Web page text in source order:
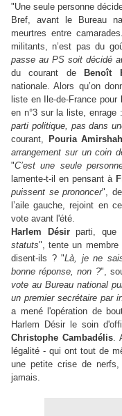
"Une seule personne
Bref, avant le Bureau
meurtres entre
militants, n’est pas du
passe au PS soit décidé
du courant de
Benoît
nationale. Alors qu’on
liste en Ile-de-France
en n°3 sur la liste, enrage
parti politique, pas dans
courant, Pouria
arrangement sur un coin
"C’est une seule
lamente-t-il en pensant à
puissent se prononcer",
l’aile gauche, rejoint en
vote avant l'été.
Harlem Désirparti, que
statuts", tente un
disent-ils ? "Là, je ne
bonne réponse, non ?",
vote au Bureau national
un premier secrétaire par
a mené l'opération de
Harlem Désir le soin
Christophe Cambadélis.
légalité - qui ont tout de
une petite crise de
jamais.